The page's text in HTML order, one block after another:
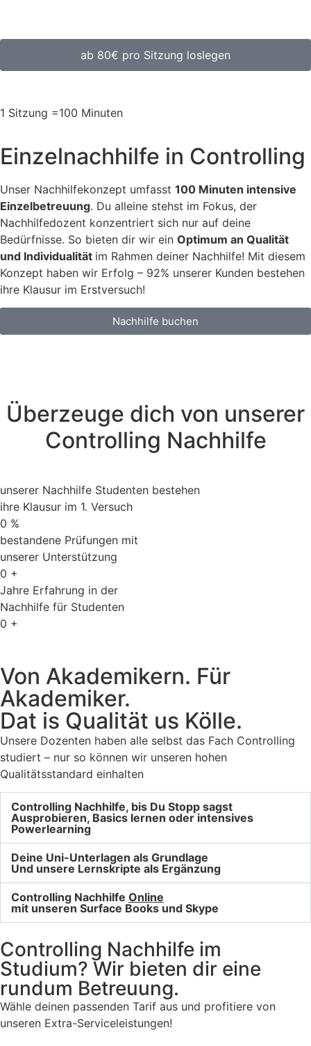
ab 80€ pro Sitzung loslegen
1 Sitzung =100 Minuten
Einzelnachhilfe in Controlling
Unser Nachhilfekonzept umfasst 100 Minuten intensive
Einzelbetreuung. Du alleine stehst im Fokus, der
Nachhilfedozent konzentriert sich nur auf deine
Bedürfnisse. So bieten dir wir ein Optimum an Qualität
und Individualität im Rahmen deiner Nachhilfe! Mit diesem
Konzept haben wir Erfolg – 92% unserer Kunden bestehen
ihre Klausur im Erstversuch!
Nachhilfe buchen
Überzeuge dich von unserer
Controlling Nachhilfe
unserer Nachhilfe Studenten bestehen
ihre Klausur im 1. Versuch
0 %
bestandene Prüfungen mit
unserer Unterstützung
0 +
Jahre Erfahrung in der
Nachhilfe für Studenten
0 +
Von Akademikern. Für
Akademiker.
Dat is Qualität us Kölle.
Unsere Dozenten haben alle selbst das Fach Controlling
studiert – nur so können wir unseren hohen
Qualitätsstandard einhalten
Controlling Nachhilfe, bis Du Stopp sagst
Ausprobieren, Basics lernen oder intensives
Powerlearning
Deine Uni-Unterlagen als Grundlage
Und unsere Lernskripte als Ergänzung
Controlling Nachhilfe Online
mit unseren Surface Books und Skype
Controlling Nachhilfe im
Studium? Wir bieten dir eine
rundum Betreuung.
Wähle deinen passenden Tarif aus und profitiere von
unseren Extra-Serviceleistungen!